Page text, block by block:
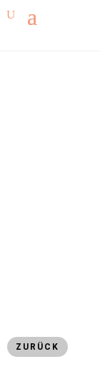
ZURÜCK